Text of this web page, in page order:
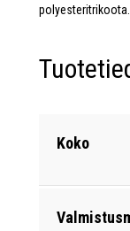
polyesteritrikoota.
Koko